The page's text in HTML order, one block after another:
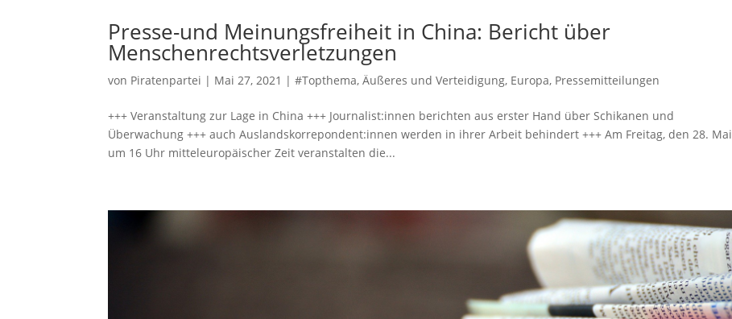
Presse-und Meinungsfreiheit in China: Bericht über
Menschenrechtsverletzungen
von Piratenpartei | Mai 27, 2021 |#Topthema,Äußeres und Verteidigung, Europa, Pressemitteilungen
+++ Veranstaltung zur Lage in China +++ Journalist:innen berichten aus erster Hand über Schikanen und
Überwachung +++ auch Auslandskorrepondent:innen werden in ihrer Arbeit behindert +++ Am Freitag, den 28. Mai
um 16 Uhr mitteleuropäischer Zeit veranstalten die...